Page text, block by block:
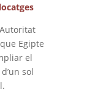
Egipte
el
sol